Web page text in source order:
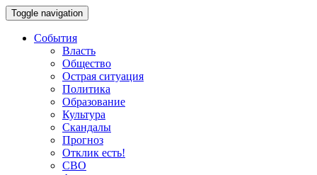
Toggle navigation
События
Власть
Общество
Острая ситуация
Политика
Образование
Культура
Скандалы
Прогноз
Отклик есть!
СВО